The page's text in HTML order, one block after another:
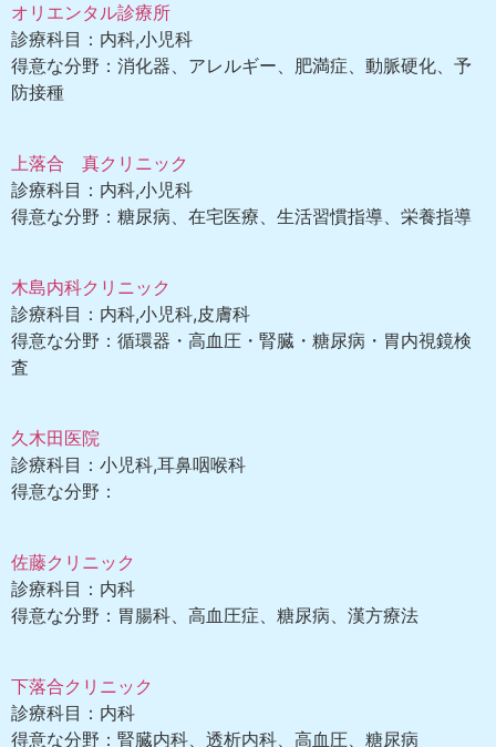
オリエンタル診療所
診療科目：内科,小児科
得意な分野：消化器、アレルギー、肥満症、動脈硬化、予
防接種
上落合 真クリニック
診療科目：内科,小児科
得意な分野：糖尿病、在宅医療、生活習慣指導、栄養指導
木島内科クリニック
診療科目：内科,小児科,皮膚科
得意な分野：循環器・高血圧・腎臓・糖尿病・胃内視鏡検
査
久木田医院
診療科目：小児科,耳鼻咽喉科
得意な分野：
佐藤クリニック
診療科目：内科
得意な分野：胃腸科、高血圧症、糖尿病、漢方療法
下落合クリニック
診療科目：内科
得意な分野：腎臓内科、透析内科、高血圧、糖尿病